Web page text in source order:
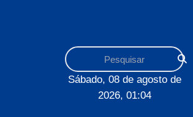
Sábado, 08 de agosto de
2026, 01:04